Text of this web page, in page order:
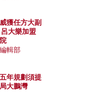
獲任方大副
大樂加盟
輯部
年規劃須提
大鵬灣